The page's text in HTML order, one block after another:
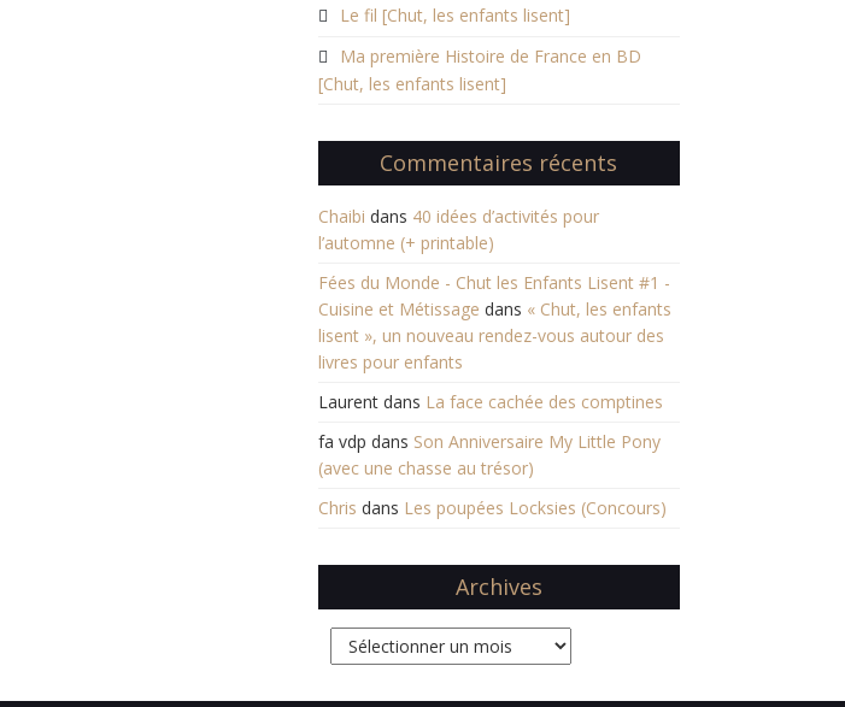
Le fil [Chut, les enfants lisent]
Ma première Histoire de France en BD
[Chut, les enfants lisent]
Commentaires récents
Chaibi dans 40 idées d’activités pour
l’automne (+ printable)
Fées du Monde - Chut les Enfants Lisent #1 -
Cuisine et Métissage dans « Chut, les enfants
lisent », un nouveau rendez-vous autour des
livres pour enfants
Laurentdans La face cachée des comptines
fa vdp dans Son Anniversaire My Little Pony
(avec une chasse au trésor)
Chris dans Les poupées Locksies (Concours)
Archives
Archives